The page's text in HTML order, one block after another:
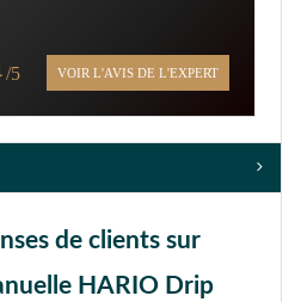
/5 VOIR L'AVIS DE L'EXPERT
de clients sur
HARIO Drip